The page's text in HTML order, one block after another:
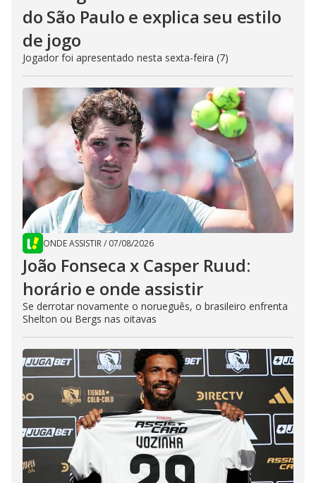
do São Paulo e explica seu estilo
de jogo
Jogador foi apresentado nesta sexta-feira (7)
ONDE ASSISTIR/ 07/08/2026
João Fonseca x Casper Ruud:
horário e onde assistir
Se derrotar novamente o norueguês, o brasileiro enfrenta
Shelton ou Bergs nas oitavas